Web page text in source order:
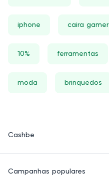
iphone caira gamer
10% ferramentas
moda brinquedos
Cashbe
Termos de Uso
Campanhas populares